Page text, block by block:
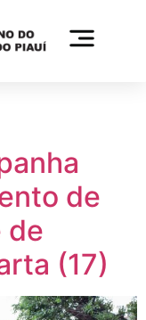
de
de
(17)